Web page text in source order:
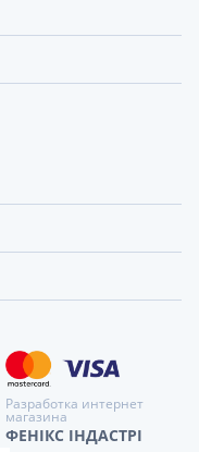
Разработка интернет
магазина
ФЕНІКС ІНДАСТРІ